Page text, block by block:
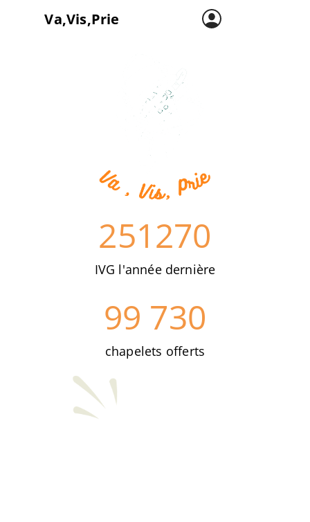
Va,Vis,Prie
Accueil
251270
IVG l'année dernière
99 730
chapelets offerts